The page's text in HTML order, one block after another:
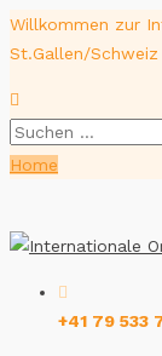
Willkommen zur
St.Gallen/
Suche
nach:
Home
+41 79 533